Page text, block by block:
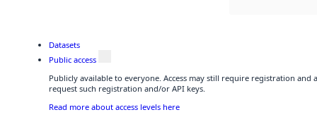
Datasets
Public access
Publicly available to everyone. Access may still require registration and
request such registration and/or API keys.
Read more about access levels here